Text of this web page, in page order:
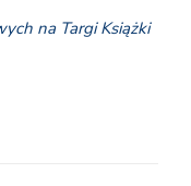
na Targi Książki